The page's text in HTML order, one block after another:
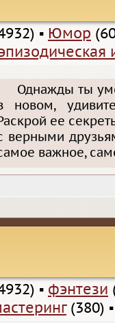
▪ Юмор
Однажды ты
новом,
ее
верными
важное,
▪ фэнтези
(380)